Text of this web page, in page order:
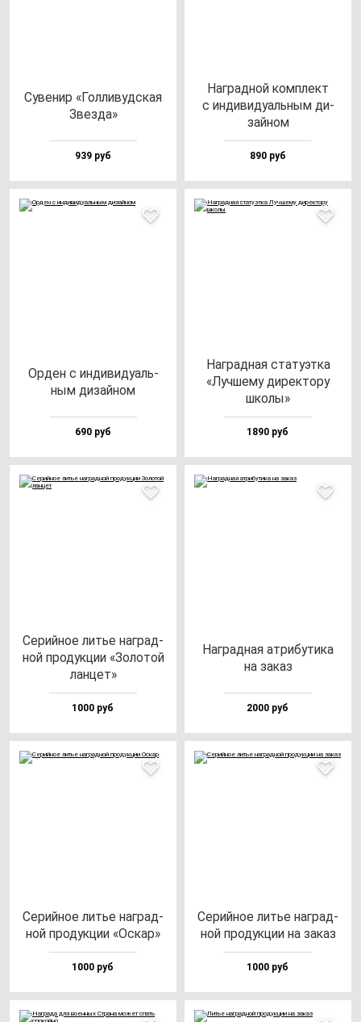
Суве­нир «Гол­ли­вуд­ская
Звез­да»
939 руб
Наг­рад­ной ком­плект
с ин­ди­ви­ду­аль­ным ди­
зай­ном
890 руб
Орден с ин­ди­ви­ду­аль­
ным ди­зай­ном
690 руб
Наг­рад­ная ста­ту­эт­ка
«Луч­ше­му ди­рек­то­ру
шко­лы»
1890 руб
Серий­ное литье наг­рад­
ной про­дук­ции «Золо­той
лан­цет»
1000 руб
Наг­рад­ная ат­ри­бу­ти­ка
на за­каз
2000 руб
Серий­ное литье наг­рад­
ной про­дук­ции «Оскар»
1000 руб
Серий­ное литье наг­рад­
ной про­дук­ции на за­каз
1000 руб